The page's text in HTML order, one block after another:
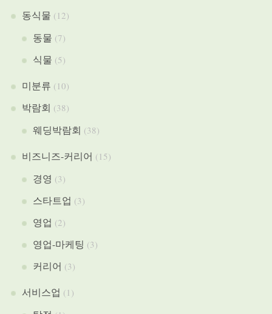
동식물 (12)
동물 (7)
식물 (5)
미분류 (10)
박람회 (38)
웨딩박람회 (38)
비즈니즈-커리어 (15)
경영 (3)
스타트업 (3)
영업 (2)
영업-마케팅 (3)
커리어 (3)
서비스업 (1)